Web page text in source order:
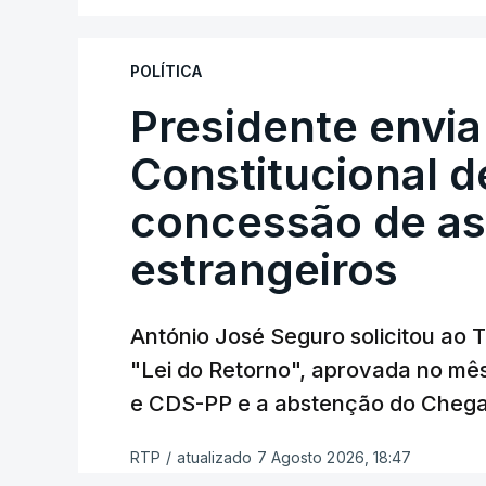
os apoios chegam a quem mais
Assegurar que "ninguém é
O Preisdente deixa, no entanto, deixa
"deve ter como primeiro critério a
de simplificação pode traduzir-se
António José Seguro vinca que se
face à situação de que hoje beneficia"
situações "de maior fragilidade", como
POLÍTICA
Presidente
Constitucional
concessão de
estrangeiros
António José Seguro solicitou ao
"Lei do Retorno", aprovada no
e CDS-PP e a abstenção do
RTP / atualizado 7 Agosto 2026, 18:47